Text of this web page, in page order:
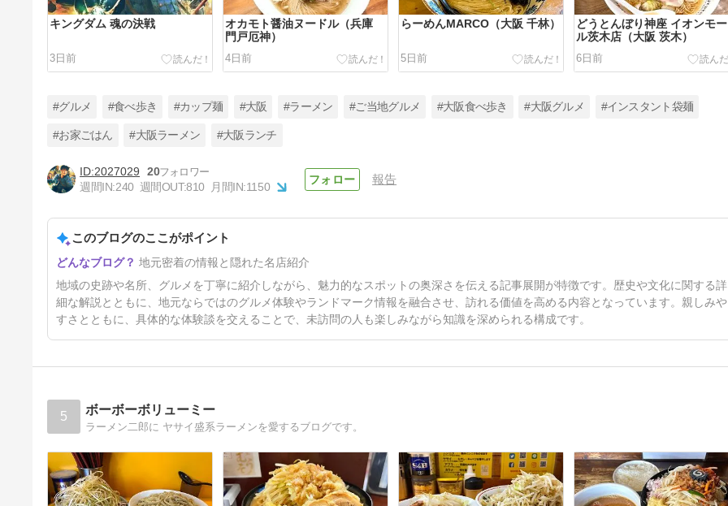
キングダム 魂の決戦
3日前
オカモト醤油ヌードル（兵庫
門戸厄神）
4日前
らーめんMARCO（大阪 千林）
5日前
どうとんぼり神座 イオンモー
ル茨木店（大阪 茨木）
6日前
中華そば1011（大阪 天神橋筋
六丁目）
#グルメ #食べ歩き #カップ麺 #大阪 #ラーメン #ご当地グルメ #大阪食べ歩き #大阪グルメ #インスタント袋麺
#お家ごはん #大阪ラーメン #大阪ランチ
2027029
20
週間IN:240 週間OUT:810 月間IN:1150
報告
このブログのここがポイント
地元密着の情報と隠れた名店紹介
地域の史跡や名所、グルメを丁寧に紹介しながら、魅力的なスポットの奥深さを伝える記事展開が特徴です。歴史や文化に関する詳
細な解説とともに、地元ならではのグルメ体験やランドマーク情報を融合させ、訪れる価値を高める内容となっています。親しみや
すさとともに、具体的な体験談を交えることで、未訪問の人も楽しみながら知識を深められる構成です。
5 ボーボーボリューミー
ラーメン二郎に ヤサイ盛系ラーメンを愛するブログです。